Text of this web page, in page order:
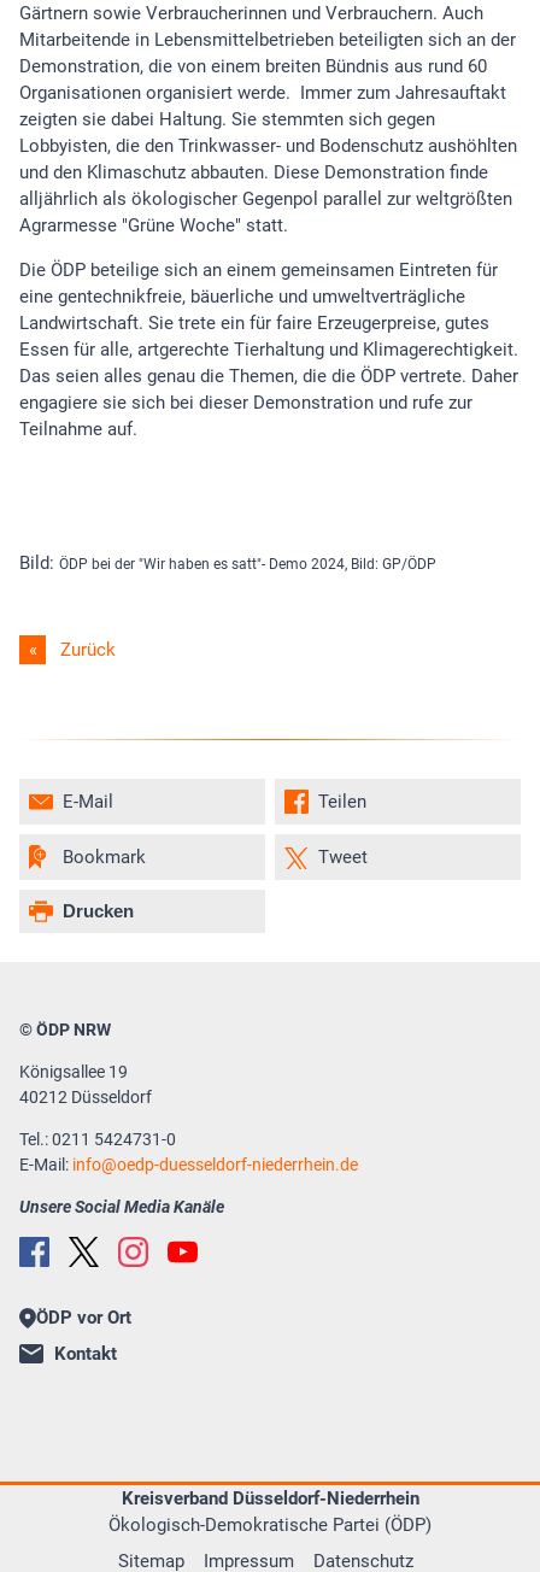
Gärtnern sowie Verbraucherinnen und Verbrauchern. Auch
Mitarbeitende in Lebensmittelbetrieben beteiligten sich an der
Demonstration, die von einem breiten Bündnis aus rund 60
Organisationen organisiert werde. Immer zum Jahresauftakt
zeigten sie dabei Haltung. Sie stemmten sich gegen
Lobbyisten, die den Trinkwasser- und Bodenschutz aushöhlten
und den Klimaschutz abbauten. Diese Demonstration finde
alljährlich als ökologischer Gegenpol parallel zur weltgrößten
Agrarmesse "Grüne Woche" statt.
Die ÖDP beteilige sich an einem gemeinsamen Eintreten für
eine gentechnikfreie, bäuerliche und umweltverträgliche
Landwirtschaft. Sie trete ein für faire Erzeugerpreise, gutes
Essen für alle, artgerechte Tierhaltung und Klimagerechtigkeit.
Das seien alles genau die Themen, die die ÖDP vertrete. Daher
engagiere sie sich bei dieser Demonstration und rufe zur
Teilnahme auf.
Bild: ÖDP bei der "Wir haben es satt"- Demo 2024, Bild: GP/ÖDP
Zurück
Teilen
Tweet
E-Mail
Bookmark
Drucken
© ÖDP NRW
Königsallee 19
40212 Düsseldorf
Tel.: 0211 5424731-0
E-Mail: info oedp-duesseldorf-niederrhein.de
Unsere Social Media Kanäle
ÖDP vor Ort
Kontakt
Kreisverband Düsseldorf-Niederrhein
Ökologisch-Demokratische Partei (ÖDP)
Sitemap
Impressum Datenschutz